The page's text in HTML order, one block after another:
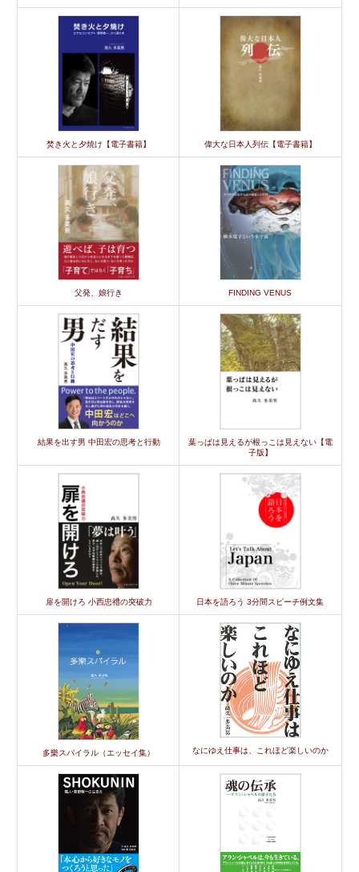
焚き火と夕焼け【電子書籍】 偉大な日本人列伝【電子書籍】
父発、娘行き FINDING VENUS
結果を出す男 中田宏の思考と行動
葉っぱは見えるが根っこは見えない【電
子版】
扉を開けろ 小西忠禮の突破力 日本を語ろう 3分間スピーチ例文集
多樂スパイラル（エッセイ集） なにゆえ仕事は、これほど楽しいのか